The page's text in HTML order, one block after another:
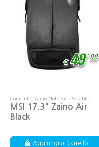
€49
,90
Computer Zaino Notebook & Tablet
MSI 17.3" Zaino Air
Black
Aggiungi al carrello